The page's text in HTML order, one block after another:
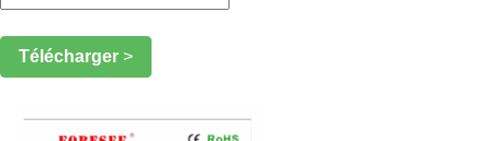
Télécharger >